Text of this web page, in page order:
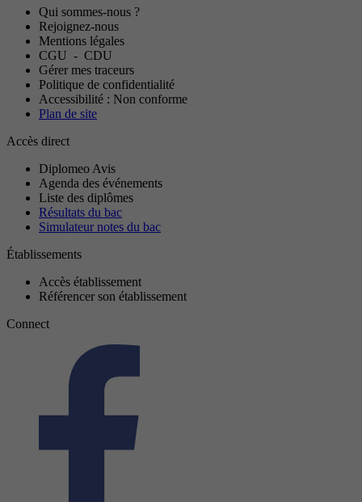
Qui sommes-nous ?
Rejoignez-nous
Mentions légales
CGU - CDU
Gérer mes traceurs
Politique de confidentialité
Accessibilité : Non conforme
Plan de site
Accès direct
Diplomeo Avis
Agenda des événements
Liste des diplômes
Résultats du bac
Simulateur notes du bac
Établissements
Accès établissement
Référencer son établissement
Connect